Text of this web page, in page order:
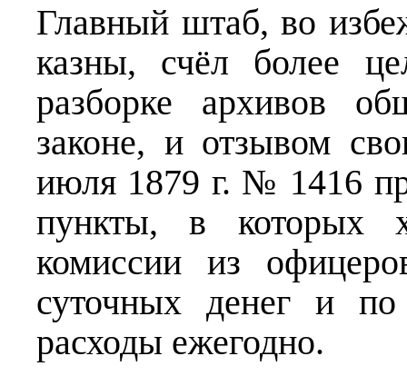
Главный штаб, во
казны, счёл более
разборке архивов
законе, и отзывом
июля 1879 г. № 1416
пункты, в которых
комиссии из
суточных денег и
расходы ежегодно.